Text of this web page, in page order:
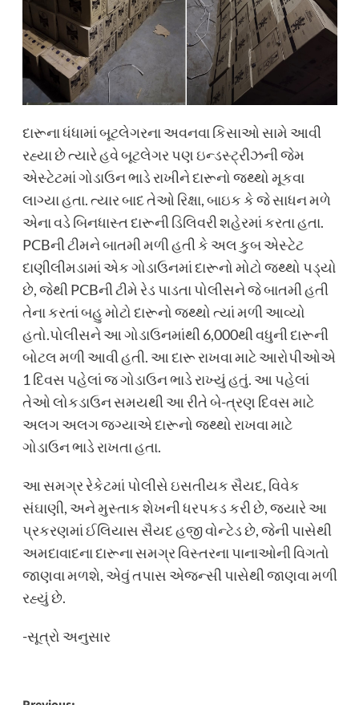
દારૂના ધંધામાં બૂટલેગરના અવનવા કિસાઓ સામે આવી
રહ્યા છે ત્યારે હવે બૂટલેગર પણ ઇન્ડસ્ટ્રીઝની જેમ
એસ્ટેટમાં ગોડાઉન ભાડે રાખીને દારૂનો જથ્થો મૂકવા
લાગ્યા હતા. ત્યાર બાદ તેઓ રિક્ષા, બાઇક કે જે સાધન મળે
એના વડે બિનધાસ્ત દારૂની ડિલિવરી શહેરમાં કરતા હતા.
PCBની ટીમને બાતમી મળી હતી કે અલ કુબ એસ્ટેટ
દાણીલીમડામાં એક ગોડાઉનમાં દારૂનો મોટો જથ્થો પડ્યો
છે, જેથી PCBની ટીમે રેડ પાડતા પોલીસને જે બાતમી હતી
તેના કરતાં બહુ મોટો દારૂનો જથ્થો ત્યાં મળી આવ્યો
હતો.પોલીસને આ ગોડાઉનમાંથી 6,000થી વધુની દારૂની
બોટલ મળી આવી હતી. આ દારૂ રાખવા માટે આરોપીઓએ
1 દિવસ પહેલાં જ ગોડાઉન ભાડે રાખ્યું હતું. આ પહેલાં
તેઓ લોકડાઉન સમયથી આ રીતે બે-ત્રણ દિવસ માટે
અલગ અલગ જગ્યાએ દારૂનો જથ્થો રાખવા માટે
ગોડાઉન ભાડે રાખતા હતા.
આ સમગ્ર રેકેટમાં પોલીસે ઇસતીયક સૈયદ, વિવેક
સંઘાણી, અને મુસ્તાક શેખની ધરપકડ કરી છે, જ્યારે આ
પ્રકરણમાં ઈલિયાસ સૈયદ હજી વોન્ટેડ છે, જેની પાસેથી
અમદાવાદના દારૂના સમગ્ર વિસ્તરના પાનાઓની વિગતો
જાણવા મળશે, એવું તપાસ એજન્સી પાસેથી જાણવા મળી
રહ્યું છે.
-સૂત્રો અનુસાર